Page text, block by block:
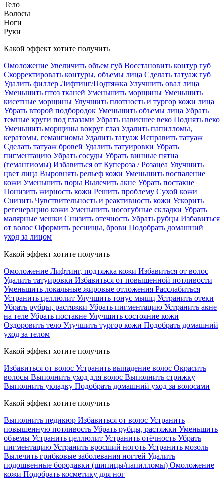
Тело
Волосы
Ноги
Руки
Какой эффект хотите получить
Омоложение Увеличить объем губ Восстановить контур губ
Скорректировать контуры, объемы лица Сделать татуаж губ
Удалить филлер Лифтинг/Подтяжка Улучшить овал лица
Уменьшить птоз тканей Уменьшить морщины Уменьшить
кисетные морщины Улучшить плотность и тургор кожи лица
Убрать второй подбородок Уменьшить объемы лица Убрать
темные круги под глазами Убрать нависшее веко Поднять веко
Уменьшить морщины вокруг глаз Удалить папилломы,
кератомы, гемангиомы Удалить татуаж Исправить татуаж
Сделать татуаж бровей Удалить татуировки Убрать
пигментацию Убрать сосуды Убрать винные пятна
(гемангиомы) Избавиться от Купероза / Розацеа Улучшить
цвет лица Выровнять рельеф кожи Уменьшить воспаление
кожи Уменьшить поры Вылечить акне Убрать постакне
Понизить жирность кожи Решить проблему Сухой кожи
Cнизить Чувствительность и реактивность кожи Ускорить
регенерацию кожи Уменьшить носогубные складки Убрать
малярные мешки Снизить отечность Убрать рубцы Избавиться
от волос Оформить ресницы, брови Подобрать домашний
уход за лицом
Какой эффект хотите получить
Омоложение Лифтинг, подтяжка кожи Избавиться от волос
Удалить татуировки Избавиться от повышенной потливости
Уменьшить локальные жировые отложения Расслабиться
Устранить целлюлит Улучшить тонус мышц Устранить отеки
Убрать рубцы, растяжки Убрать пигментацию Устранить акне
на теле Убрать постакне Улучшить состояние кожи
Оздоровить тело Улучшить тургор кожи Подобрать домашний
уход за телом
Какой эффект хотите получить
Избавиться от волос Устранить выпадение волос Окрасить
волосы Выполнить уход для волос Выполнить стрижку
Выполнить укладку Подобрать домашний уход за волосами
Какой эффект хотите получить
Выполнить педикюр Избавиться от волос Устранить
повышенную потливость Убрать рубцы, растяжки Уменьшить
объемы Устранить целлюлит Устранить отёчность Убрать
пигментацию Устранить вросший ноготь Устранить мозоль
Вылечить грибковые заболевания ногтей Удалить
подошвенные бородавки (шипицы/папилломы) Омоложение
кожи Подобрать косметику для ног